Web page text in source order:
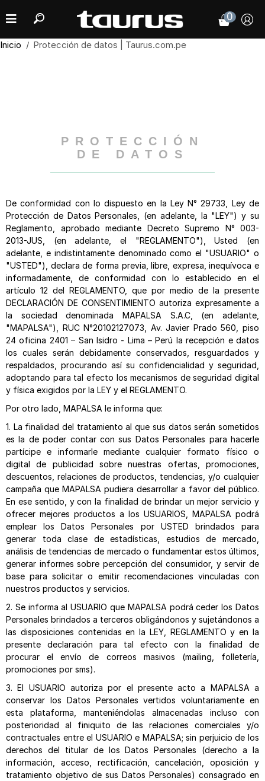
0
Inicio Protección de datos | Taurus.com.pe
PROTECCIÓN
DE DATOS
De conformidad con lo dispuesto en la Ley N° 29733, Ley de
Protección de Datos Personales, (en adelante, la "LEY") y su
Reglamento, aprobado mediante Decreto Supremo N° 003-
2013-JUS, (en adelante, el "REGLAMENTO"), Usted (en
adelante, e indistintamente denominado como el "USUARIO" o
"USTED"), declara de forma previa, libre, expresa, inequívoca e
informadamente, de conformidad con lo establecido en el
artículo 12 del REGLAMENTO, que por medio de la presente
DECLARACIÓN DE CONSENTIMIENTO autoriza expresamente a
la sociedad denominada MAPALSA S.A.C, (en adelante,
"MAPALSA"), RUC N°20102127073, Av. Javier Prado 560, piso
24 oficina 2401 – San Isidro - Lima – Perú la recepción e datos
los cuales serán debidamente conservados, resguardados y
respaldados, procurando así su confidencialidad y seguridad,
adoptando para tal efecto los mecanismos de seguridad digital
y física exigidos por la LEY y el REGLAMENTO.
Por otro lado, MAPALSA le informa que:
1. La finalidad del tratamiento al que sus datos serán sometidos
es la de poder contar con sus Datos Personales para hacerle
partícipe e informarle mediante cualquier formato físico o
digital de publicidad sobre nuestras ofertas, promociones,
descuentos, relaciones de productos, tendencias, y/o cualquier
campaña que MAPALSA pudiera desarrollar a favor del público.
En ese sentido, y con la finalidad de brindar un mejor servicio y
ofrecer mejores productos a los USUARIOS, MAPALSA podrá
emplear los Datos Personales por USTED brindados para
generar toda clase de estadísticas, estudios de mercado,
análisis de tendencias de mercado o fundamentar estos últimos,
generar informes sobre percepción del consumidor, y servir de
base para solicitar o emitir recomendaciones vinculadas con
nuestros productos y servicios.
2. Se informa al USUARIO que MAPALSA podrá ceder los Datos
Personales brindados a terceros obligándonos y sujetándonos a
las disposiciones contenidas en la LEY, REGLAMENTO y en la
presente declaración para tal efecto con la finalidad de
procurar el envío de correos masivos (mailing, folletería,
promociones por sms).
3. El USUARIO autoriza por el presente acto a MAPALSA a
conservar los Datos Personales vertidos voluntariamente en
esta plataforma, manteniéndolas almacenadas incluso con
posterioridad al finiquito de las relaciones comerciales y/o
contractuales entre el USUARIO e MAPALSA; sin perjuicio de los
derechos del titular de los Datos Personales (derecho a la
información, acceso, rectificación, cancelación, oposición y
tratamiento objetivo de sus Datos Personales) consagrado en